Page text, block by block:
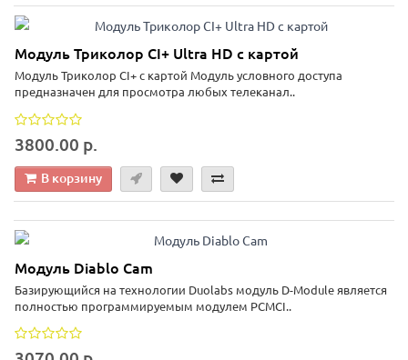
Модуль Триколор CI+ Ultra HD с картой
Модуль Триколор CI+ с картой Модуль условного доступа
предназначен для просмотра любых телеканал..
3800.00 р.
В корзину
Модуль Diablo Cam
Базирующийся на технологии Duolabs модуль D-Module является
полностью программируемым модулем PCMCI..